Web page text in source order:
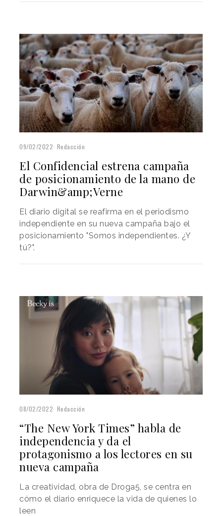
09/02/2022 Redacción
El Confidencial estrena campaña
de posicionamiento de la mano de
Darwin&amp;Verne
El diario digital se reafirma en el periodismo
independiente en su nueva campaña bajo el
posicionamiento "Somos independientes. ¿Y
tú?".
08/02/2022 Redacción
“The New York Times” habla de
independencia y da el
protagonismo a los lectores en su
nueva campaña
La creatividad, obra de Droga5, se centra en
cómo el diario enriquece la vida de quienes lo
leen